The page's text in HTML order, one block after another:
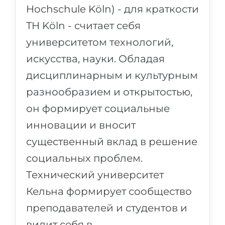
Hochschule Köln) - для краткости
TH Köln - считает себя
университетом технологий,
искусства, науки. Обладая
дисциплинарным и культурным
разнообразием и открытостью,
он формирует социальные
инновации и вносит
существенный вклад в решение
социальных проблем.
Технический университет
Кельна формирует сообщество
преподавателей и студентов и